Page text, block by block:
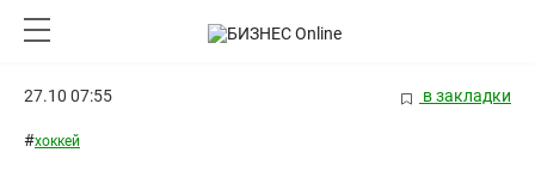
27.10 07:55 в закладки
#хоккей